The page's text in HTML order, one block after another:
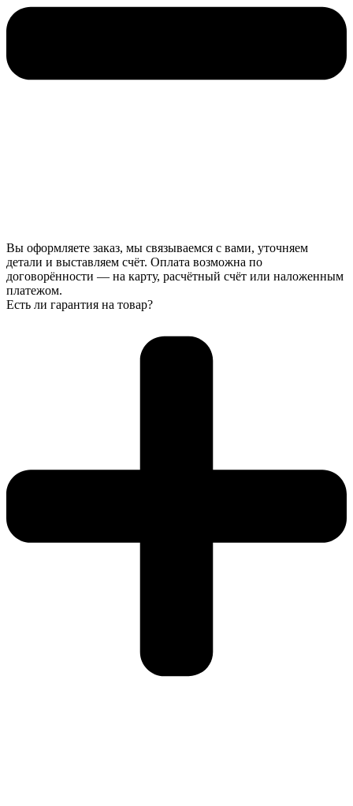
Вы оформляете заказ, мы связываемся с вами, уточняем
детали и выставляем счёт. Оплата возможна по
договорённости — на карту, расчётный счёт или наложенным
платежом.
Есть ли гарантия на товар?